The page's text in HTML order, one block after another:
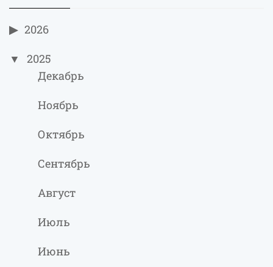
2026
2025
Декабрь
Ноябрь
Октябрь
Сентябрь
Август
Июль
Июнь